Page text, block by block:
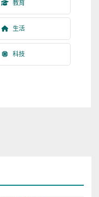
教育
生活
科技